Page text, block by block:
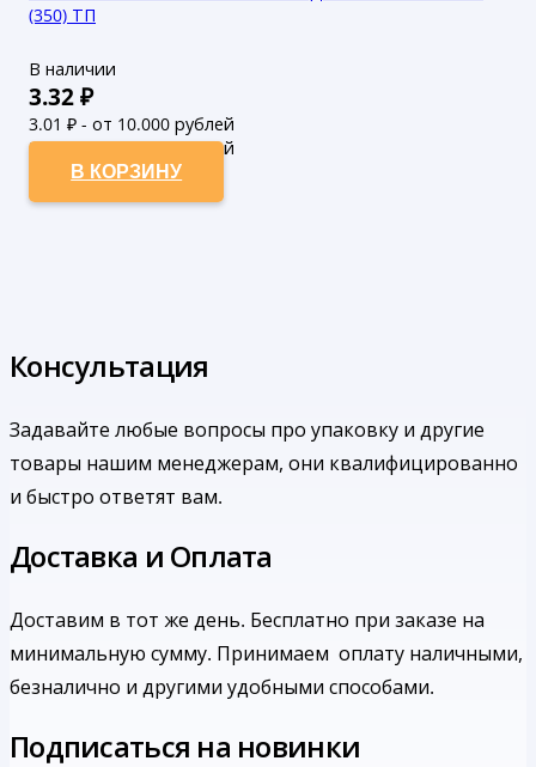
(350) ТП
В наличии
3.32₽
3.01 ₽ - от 10.000 рублей
2.74₽ - от 50.000 рублей
В КОРЗИНУ
Консультация
Задавайте любые вопросы про упаковку и другие
товары нашим менеджерам, они квалифицированно
и быстро ответят вам.
Доставка и Оплата
Доставим в тот же день. Бесплатно при заказе на
минимальную сумму. Принимаем оплату наличными,
безналично и другими удобными способами.
Подписаться на новинки